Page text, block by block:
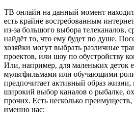
ТВ онлайн на данный момент
есть крайне востребованным
из-за большого выбора телеканалов,
найдёт то, что ему будет по душе.
хозяйки могут выбрать различные
проектов, или шоу по обустройству
Или, например, для маленьких деток
мультфильмами или обучающими
предпочитает активный образ
широкий выбор каналов о рыбалке,
прочих. Есть несколько
именно нас: